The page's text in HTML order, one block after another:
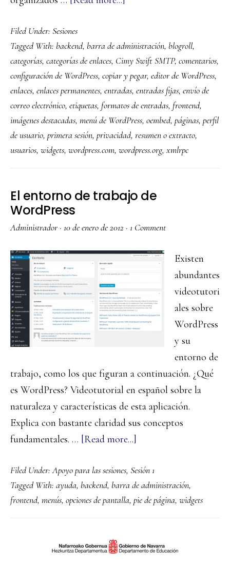
17
de
enero
Filed Under: Sesiones
Tagged With: backend, barra de administración, blogroll,
categorías, categorías de enlaces, Cimy Swift SMTP, comentarios,
configuración de WordPress, copiar y pegar, editor de WordPress,
enlaces, enlaces permanentes, entradas, entradas fijas, envío de
correo electrónico, etiquetas, formatos de entradas, frontend,
imágenes destacadas, menú de WordPress, oembed, páginas, perfil
de usuario, primera sesión, privacidad, resumen o extracto,
usuarios, widgets, wordpress.com, wordpress.org, xmlrpc
El entorno de trabajo de
WordPress
Administrador · 10 de enero de 2012 · 1 Comment
Existen
abundantes
videotutori
ales sobre
WordPress
y su
entorno de
trabajo, como los que figuran a continuación. ¿Qué
es WordPress? Videotutorial en español sobre la
naturaleza y características de esta aplicación.
Explica con bastante claridad sus conceptos
fundamentales. … [Read more...]
entorno
de
trabajo
de
Filed Under:Apoyo para las sesiones, Sesión 1
Tagged With: ayuda, backend, barra de administración,
frontend, menús, opciones de pantalla, pie de página, widgets
PRIMARY